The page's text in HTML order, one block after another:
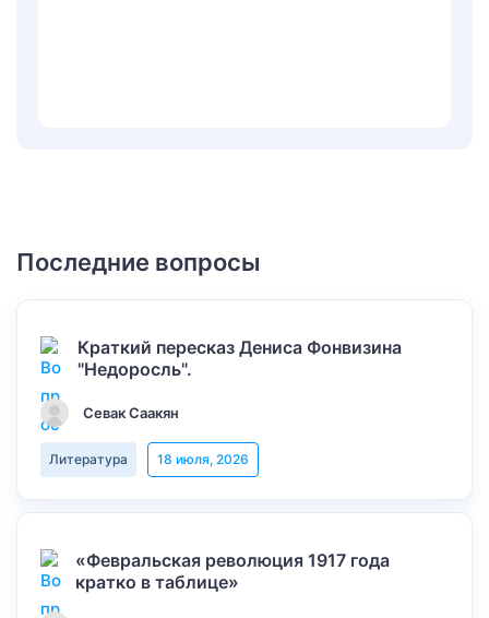
Последние вопросы
Краткий пересказ Дениса Фонвизина
"Недоросль".
Севак Саакян
Литература 18 июля, 2026
«Февральская революция 1917 года
кратко в таблице»